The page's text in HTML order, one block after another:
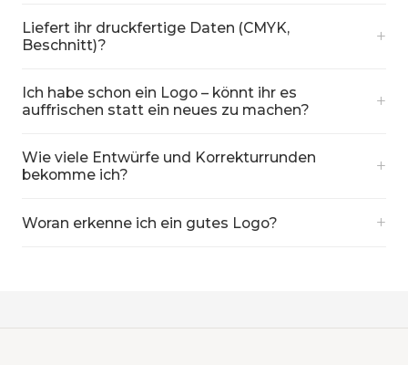
Liefert ihr druckfertige Daten (CMYK,
Beschnitt)?
+
Ich habe schon ein Logo – könnt ihr es
auffrischen statt ein neues zu machen?
+
Wie viele Entwürfe und Korrekturrunden
bekomme ich?
+
Woran erkenne ich ein gutes Logo? +